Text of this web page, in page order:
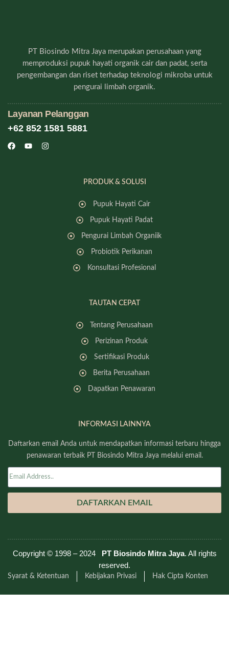
PT Biosindo Mitra Jaya merupakan perusahaan yang
memproduksi pupuk hayati organik cair dan padat, serta
pengembangan dan riset terhadap teknologi mikroba untuk
pengurai limbah organik.
Layanan Pelanggan
+62 852 1581 5881
PRODUK & SOLUSI
Pupuk Hayati Cair
Pupuk Hayati Padat
Pengurai Limbah Organiik
Probiotik Perikanan
Konsultasi Profesional
TAUTAN CEPAT
Tentang Perusahaan
Perizinan Produk
Sertifikasi Produk
Berita Perusahaan
Dapatkan Penawaran
INFORMASI LAINNYA
Daftarkan email Anda untuk mendapatkan informasi terbaru hingga
penawaran terbaik PT Biosindo Mitra Jaya melalui email.
DAFTARKAN EMAIL
Copyright © 1998 – 2024 PT Biosindo Mitra Jaya. All rights
reserved.
Syarat & Ketentuan Kebijakan Privasi Hak Cipta Konten